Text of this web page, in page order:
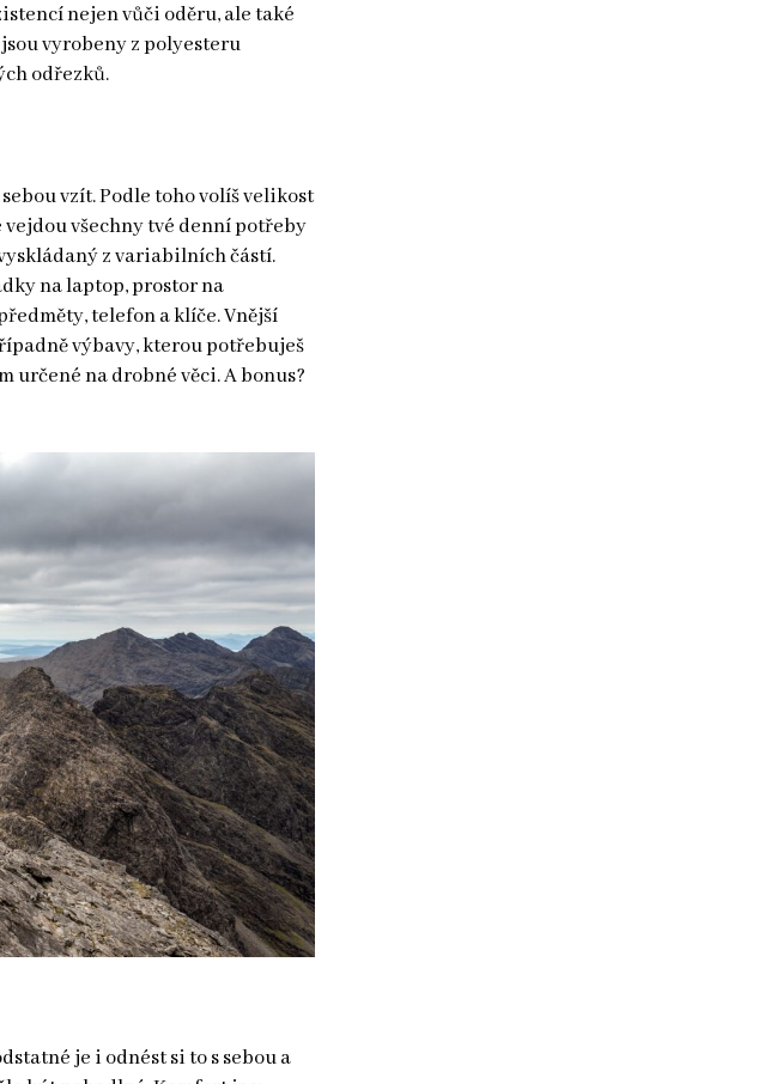
nejen vůči oděru, ale také
vyrobeny z polyesteru
odřezků.
vzít. Podle toho volíš velikost
vejdou všechny tvé denní potřeby
z variabilních částí.
na laptop, prostor na
telefon a klíče. Vnější
výbavy, kterou potřebuješ
určené na drobné věci. A bonus?
je i odnést si to s sebou a